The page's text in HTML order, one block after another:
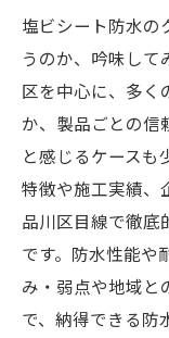
塩ビシート防水の
うのか、吟味して
区を中心に、多く
か、製品ごとの信
と感じるケースも
特徴や施工実績、
品川区目線で徹底
です。防水性能や
み・弱点や地域と
で、納得できる防